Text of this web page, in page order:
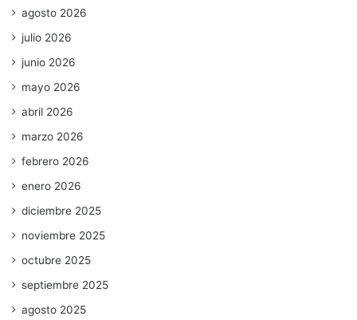
agosto 2026
julio 2026
junio 2026
mayo 2026
abril 2026
marzo 2026
febrero 2026
enero 2026
diciembre 2025
noviembre 2025
octubre 2025
septiembre 2025
agosto 2025